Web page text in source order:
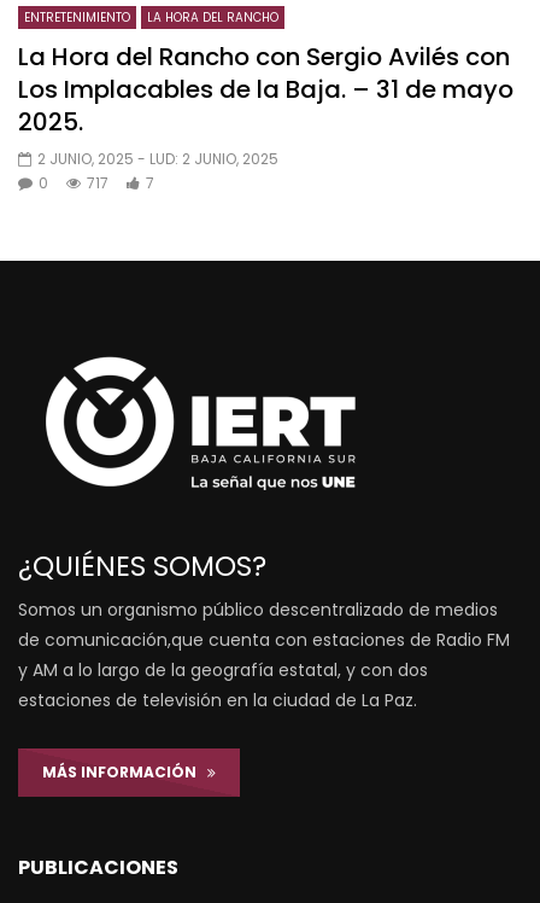
ENTRETENIMIENTO LA HORA DEL RANCHO
La Hora del Rancho con Sergio Avilés con
Los Implacables de la Baja. – 31 de mayo
2025.
2 JUNIO, 2025 - LUD: 2 JUNIO, 2025
0
717 7
¿QUIÉNES SOMOS?
Somos un organismo público descentralizado de medios
de comunicación,que cuenta con estaciones de Radio FM
y AM a lo largo de la geografía estatal, y con dos
estaciones de televisión en la ciudad de La Paz.
MÁS INFORMACIÓN
PUBLICACIONES